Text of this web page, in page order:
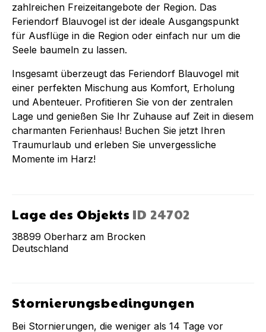
zahlreichen Freizeitangebote der Region. Das
Feriendorf Blauvogel ist der ideale Ausgangspunkt
für Ausflüge in die Region oder einfach nur um die
Seele baumeln zu lassen.
Insgesamt überzeugt das Feriendorf Blauvogel mit
einer perfekten Mischung aus Komfort, Erholung
und Abenteuer. Profitieren Sie von der zentralen
Lage und genießen Sie Ihr Zuhause auf Zeit in diesem
charmanten Ferienhaus! Buchen Sie jetzt Ihren
Traumurlaub und erleben Sie unvergessliche
Momente im Harz!
Lage des Objekts ID 24702
38899 Oberharz am Brocken
Deutschland
Stornierungsbedingungen
Bei Stornierungen, die weniger als 14 Tage vor